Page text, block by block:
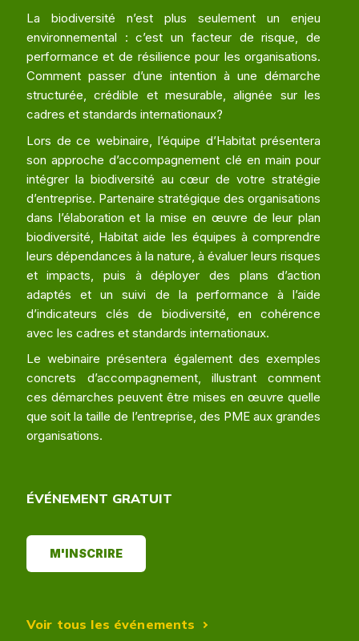
La biodiversité n’est plus seulement un enjeu
environnemental : c’est un facteur de risque, de
performance et de résilience pour les organisations.
Comment passer d’une intention à une démarche
structurée, crédible et mesurable, alignée sur les
cadres et standards internationaux?
Lors de ce webinaire, l’équipe d’Habitat présentera
son approche d’accompagnement clé en main pour
intégrer la biodiversité au cœur de votre stratégie
d’entreprise. Partenaire stratégique des organisations
dans l’élaboration et la mise en œuvre de leur plan
biodiversité, Habitat aide les équipes à comprendre
leurs dépendances à la nature, à évaluer leurs risques
et impacts, puis à déployer des plans d’action
adaptés et un suivi de la performance à l’aide
d’indicateurs clés de biodiversité, en cohérence
avec les cadres et standards internationaux.
Le webinaire présentera également des exemples
concrets d’accompagnement, illustrant comment
ces démarches peuvent être mises en œuvre quelle
que soit la taille de l’entreprise, des PME aux grandes
organisations.
ÉVÉNEMENT GRATUIT
M'INSCRIRE
Voir tous les événements